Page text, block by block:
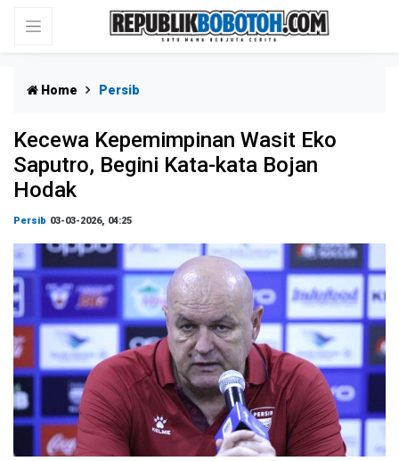
Home Persib
Kecewa Kepemimpinan Wasit Eko
Saputro, Begini Kata-kata Bojan
Hodak
Persib 03-03-2026, 04:25